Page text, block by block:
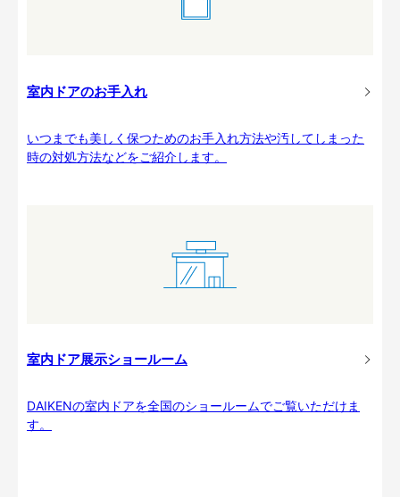
室内ドアのお手入れ
いつまでも美しく保つためのお手入れ方法や汚してしまった
時の対処方法などをご紹介します。
室内ドア展示ショールーム
DAIKENの室内ドアを全国のショールームでご覧いただけま
す。